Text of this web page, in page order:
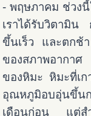
- พฤษภาคม ช่วง
เราได้รับวิตามิน
ขึ้นเร็ว และตกช้
ของสภาพอากา
ของหิมะ หิมะที่เก
อุณหภูมิอบอุ่นขึ้น
เดือนก่อน แต่สำ